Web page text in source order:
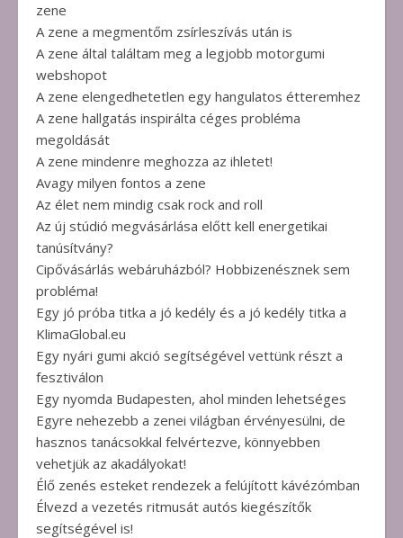
zene
A zene a megmentőm zsírleszívás után is
A zene által találtam meg a legjobb motorgumi
webshopot
A zene elengedhetetlen egy hangulatos étteremhez
A zene hallgatás inspirálta céges probléma
megoldását
A zene mindenre meghozza az ihletet!
Avagy milyen fontos a zene
Az élet nem mindig csak rock and roll
Az új stúdió megvásárlása előtt kell energetikai
tanúsítvány?
Cipővásárlás webáruházból? Hobbizenésznek sem
probléma!
Egy jó próba titka a jó kedély és a jó kedély titka a
KlimaGlobal.eu
Egy nyári gumi akció segítségével vettünk részt a
fesztiválon
Egy nyomda Budapesten, ahol minden lehetséges
Egyre nehezebb a zenei világban érvényesülni, de
hasznos tanácsokkal felvértezve, könnyebben
vehetjük az akadályokat!
Élő zenés esteket rendezek a felújított kávézómban
Élvezd a vezetés ritmusát autós kiegészítők
segítségével is!